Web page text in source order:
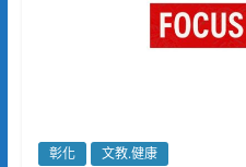
彰化 文教.健康